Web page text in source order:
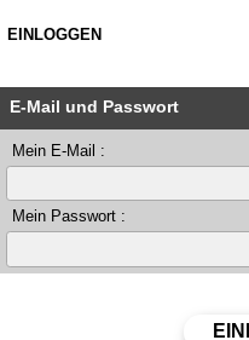
EINLOGGEN
E-Mail und Passwort
Mein E-Mail :
Mein Passwort :